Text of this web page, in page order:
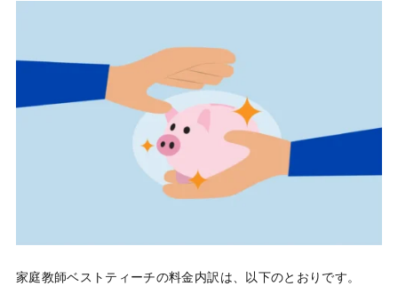
家庭教師ベストティーチの料金内訳は、以下のとおりです。